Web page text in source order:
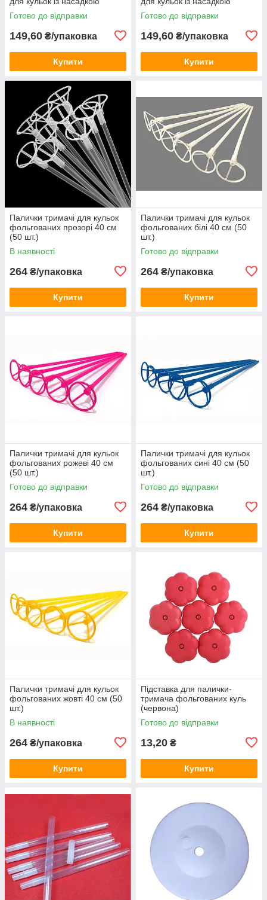
Готово до відправки
149,60 ₴/упаковка
Купити
Готово до відправки
149,60 ₴/упаковка
Купити
Палички тримачі для кульок
фольгованих прозорі 40 см
(50 шт.)
В наявності
264 ₴/упаковка
Купити
Палички тримачі для кульок
фольгованих білі 40 см (50
шт.)
Готово до відправки
264 ₴/упаковка
Купити
Палички тримачі для кульок
фольгованих рожеві 40 см
(50 шт.)
Готово до відправки
264 ₴/упаковка
Купити
Палички тримачі для кульок
фольгованих сині 40 см (50
шт.)
Готово до відправки
264 ₴/упаковка
Купити
Палички тримачі для кульок
фольгованих жовті 40 см (50
шт.)
В наявності
264 ₴/упаковка
Купити
Підставка для палички-
тримача фольгованих куль
(червона)
Готово до відправки
13,20 ₴
Купити